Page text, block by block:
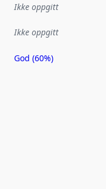
Ikke oppgitt
Ikke oppgitt
Metadatakvalitet
God (60%)